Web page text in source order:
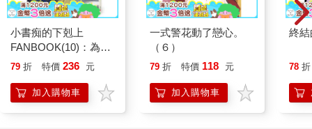
小書痴的下剋上
FANBOOK(10)：為了
成為圖書管理員不擇手
79 折 特價 236 元
加入購物車
一式警花動了戀心。
（６）
79 折 特價 118 元
加入購物車
終結
78 折